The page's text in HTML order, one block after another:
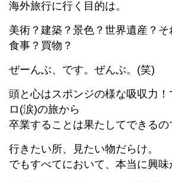
海外旅行に行く目的は。
美術？建築？景色？世界遺産？そ
食事？買物？
ぜーんぶ、です。ぜんぶ。(笑)
頭と心はスポンジの様な吸収力
ロ(涙)の旅から
卒業することは果たしてできるの
行きたい所、見たい物だらけ。
でもすべてにおいて、本当に興味